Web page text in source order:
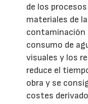
de los
materiales de
contaminación
consumo de
visuales y los
reduce el
obra y se
costes